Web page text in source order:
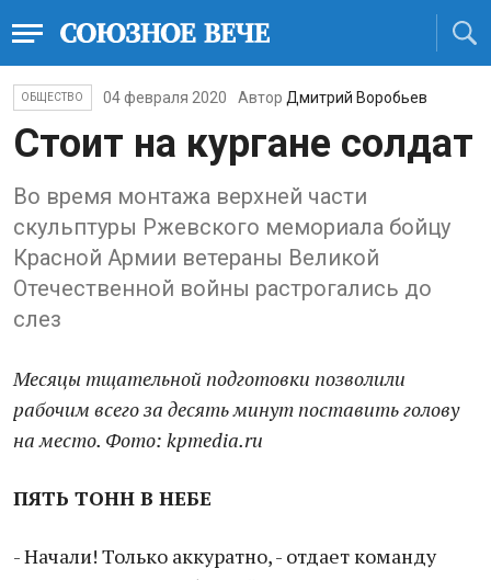
ОБЩЕСТВО 04 февраля 2020 Автор Дмитрий Воробьев
Стоит на кургане солдат
Во время монтажа верхней части
скульптуры Ржевского мемориала бойцу
Красной Армии ветераны Великой
Отечественной войны растрогались до
слез
Месяцы тщательной подготовки позволили
рабочим всего за десять минут поставить голову
на место. Фото: kpmedia.ru
ПЯТЬ ТОНН В НЕБЕ
- Начали! Только аккуратно, - отдает команду